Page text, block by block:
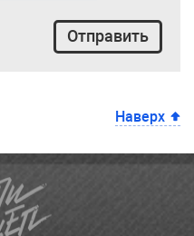
Отправить
Наверх